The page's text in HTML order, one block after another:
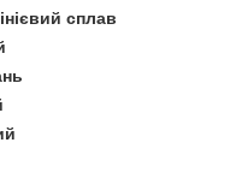
сплав